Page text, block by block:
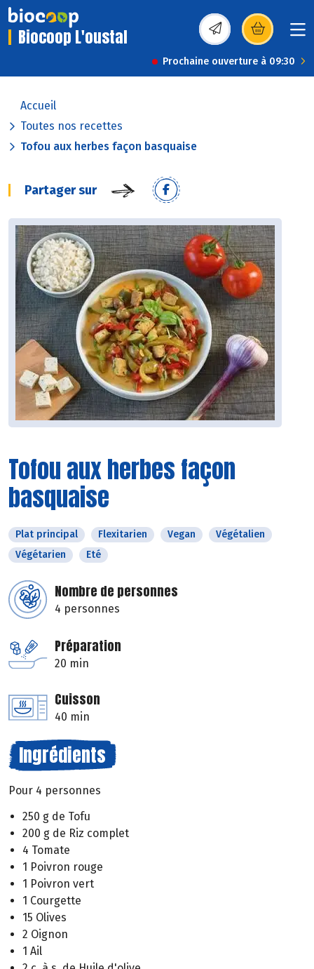
Biocoop L'oustal (s’ouvre dans une
Prochaine ouverture à 09:30
Accueil
Toutes nos recettes
Tofou aux herbes façon basquaise
Partager sur
Tofou aux herbes façon
basquaise
Plat principal Flexitarien Vegan
Végétalien
Végétarien
Eté
Nombre de personnes
4 personnes
Préparation
20 min
Cuisson
40 min
Ingrédients
Pour 4 personnes
250 g de Tofu
200 g de Riz complet
4 Tomate
1 Poivron rouge
1 Poivron vert
1 Courgette
15 Olives
2 Oignon
1 Ail